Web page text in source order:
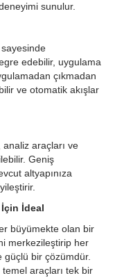
sunulur.
sayesinde
edebilir, uygulama
çıkmadan
ve otomatik akışlar
analiz araçları ve
Geniş
altyapınıza
İçin İdeal
büyümekte olan bir
merkezileştirip her
bir çözümdür.
araçları tek bir